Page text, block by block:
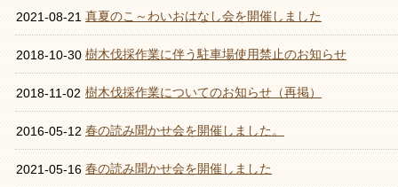
2021-08-21 真夏のこ～わいおはなし会を開催しました
2018-10-30 樹木伐採作業に伴う駐車場使用禁止のお知らせ
2018-11-02 樹木伐採作業についてのお知らせ（再掲）
2016-05-12 春の読み聞かせ会を開催しました。
2021-05-16 春の読み聞かせ会を開催しました